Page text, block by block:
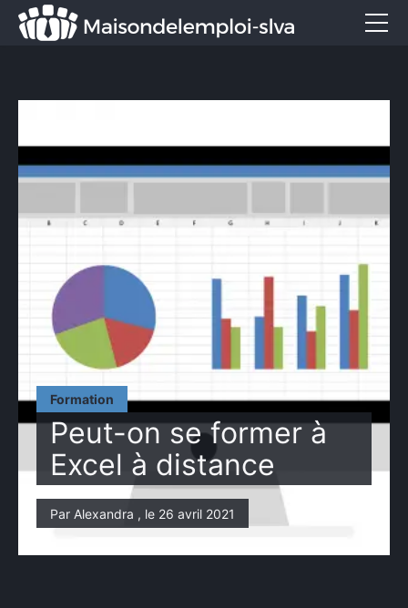
Formation
Peut-on se former à
Excel à distance
Par Alexandra , le 26 avril 2021
Formation
Marketing
Entreprise
Services
CONTACT